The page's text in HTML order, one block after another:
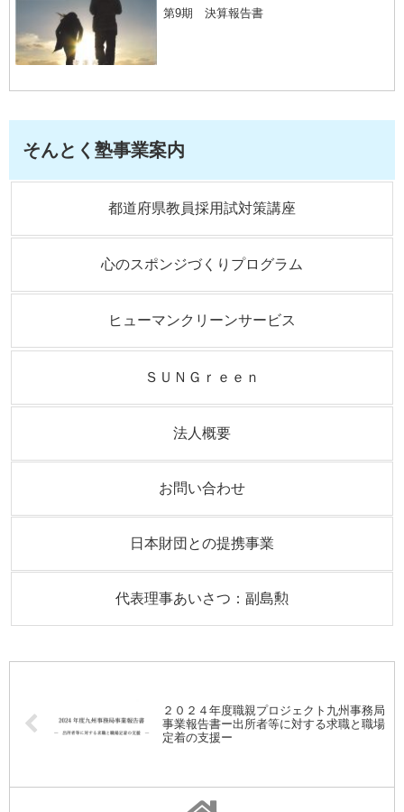
第9期 決算報告書
そんとく塾事業案内
都道府県教員採用試対策講座
心のスポンジづくりプログラム
ヒューマンクリーンサービス
ＳＵＮＧｒｅｅｎ
法人概要
お問い合わせ
日本財団との提携事業
代表理事あいさつ：副島勲
２０２４年度職親プロジェクト九州事務局
事業報告書ー出所者等に対する求職と職場
定着の支援ー